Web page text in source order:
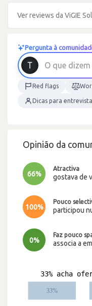
Ver reviews da ViGIE
Pergunta à
O que d izem
Red flags
Dicas para entrevista
Opinião da
66%
Atractiva
gostava de
100%
Pouco
participou
0%
Faz pouco
associa a